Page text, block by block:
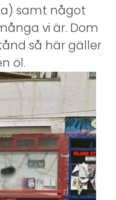
samt något
vi är. Dom
så här gäller
öl.